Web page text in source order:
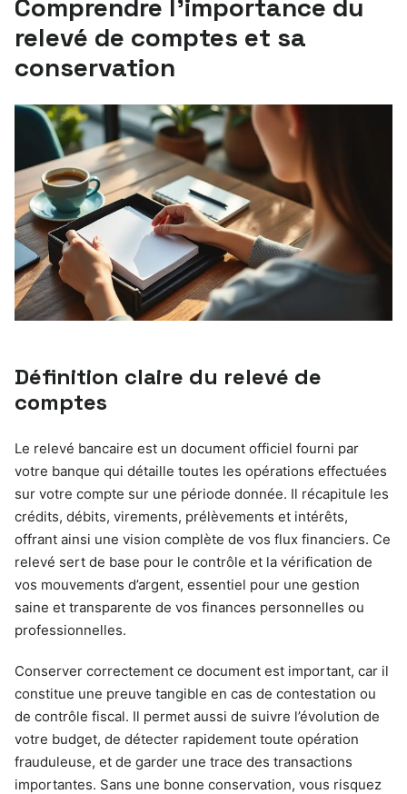
Comprendre l’importance du
relevé de comptes et sa
conservation
Définition claire du relevé de
comptes
Le relevé bancaire est un document officiel fourni par
votre banque qui détaille toutes les opérations effectuées
sur votre compte sur une période donnée. Il récapitule les
crédits, débits, virements, prélèvements et intérêts,
offrant ainsi une vision complète de vos flux financiers. Ce
relevé sert de base pour le contrôle et la vérification de
vos mouvements d’argent, essentiel pour une gestion
saine et transparente de vos finances personnelles ou
professionnelles.
Conserver correctement ce document est important, car il
constitue une preuve tangible en cas de contestation ou
de contrôle fiscal. Il permet aussi de suivre l’évolution de
votre budget, de détecter rapidement toute opération
frauduleuse, et de garder une trace des transactions
importantes. Sans une bonne conservation, vous risquez